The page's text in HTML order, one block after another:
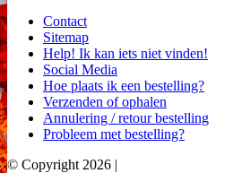
Contact
Sitemap
Help! Ik kan iets niet vinden!
Social Media
Hoe plaats ik een bestelling?
Verzenden of ophalen
Annulering / retour bestelling
Probleem met bestelling?
© Copyright 2026 |